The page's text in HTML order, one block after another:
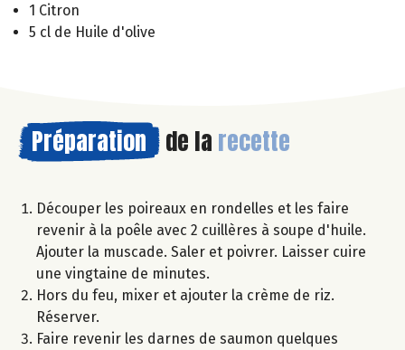
1 Citron
5 cl de Huile d'olive
Préparation de la recette
Découper les poireaux en rondelles et les faire
revenir à la poêle avec 2 cuillères à soupe d'huile.
Ajouter la muscade. Saler et poivrer. Laisser cuire
une vingtaine de minutes.
Hors du feu, mixer et ajouter la crème de riz.
Réserver.
Faire revenir les darnes de saumon quelques